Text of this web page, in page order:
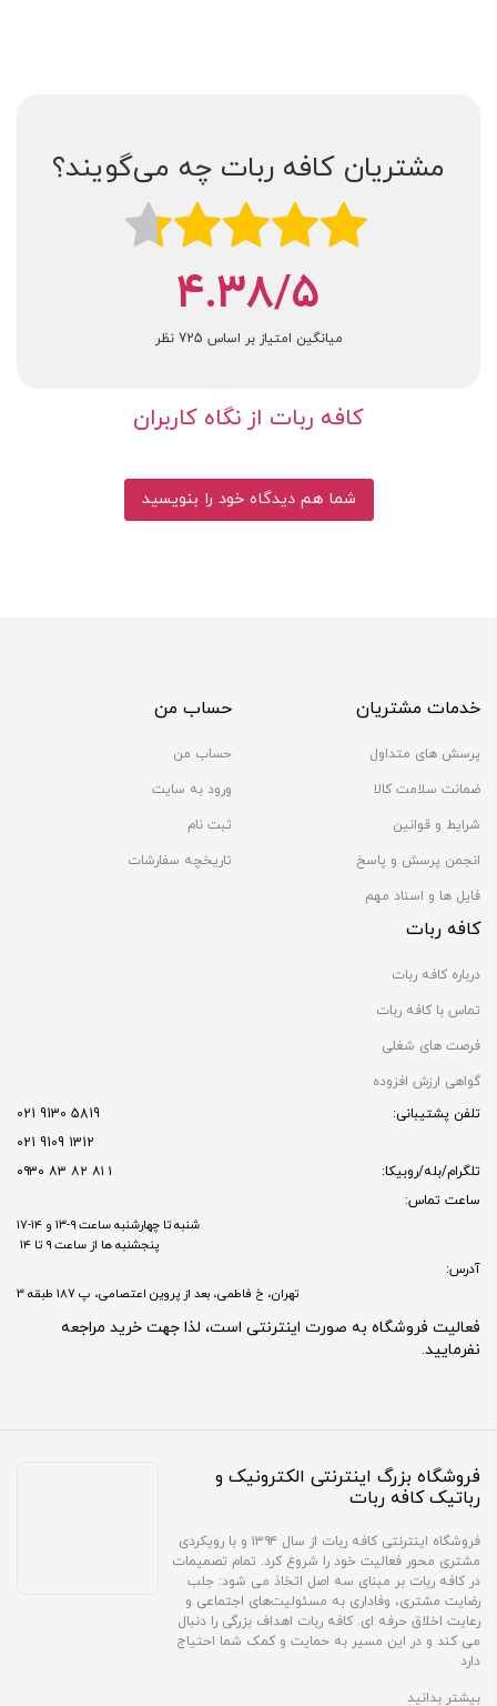
مشتریان کافه ربات چه می‌گویند؟
4.38/5
میانگین امتیاز بر اساس 725 نظر
کافه ربات از نگاه کاربران
شما هم دیدگاه خود را بنویسید
خدمات مشتریان
پرسش های متداول
ضمانت سلامت کالا
شرایط و قوانین
انجمن پرسش و پاسخ
فایل ها و اسناد مهم
حساب من
حساب من
ورود به سایت
ثبت نام
تاریخچه سفارشات
کافه ربات
درباره کافه ربات
تماس با کافه ربات
فرصت های شغلی
گواهی ارزش افزوده
تلفن پشتیبانی:
5819 9130 021
1312 9109 021
تلگرام/بله/روبیکا:
۱ ۸۱ ۸۲ ۸۳ ۰۹۳۰
ساعت تماس:
شنبه تا چهارشنبه ساعت ۹-۱۳ و ۱۴-۱۷
پنجشنبه ها از ساعت ۹ تا ۱۴
آدرس:
تهران، خ فاطمی، بعد از پروین اعتصامی، پ 187 طبقه 3
فعالیت فروشگاه به صورت اینترنتی است، لذا جهت خرید مراجعه
نفرمایید.
فروشگاه بزرگ اینترنتی الکترونیک و
رباتیک کافه ربات
فروشگاه اینترنتی کافه ربات از سال ۱۳۹۴ و با رویکردی
مشتری محور فعالیت خود را شروع کرد. تمام تصمیمات
در کافه ربات بر مبنای سه اصل اتخاذ می شود: جلب
رضایت مشتری، وفاداری به مسئولیت‌های اجتماعی و
رعایت اخلاق حرفه ای. کافه ربات اهداف بزرگی را دنبال
می کند و در این مسیر به حمایت و کمک شما احتیاج
دارد
بیشتر بدانید